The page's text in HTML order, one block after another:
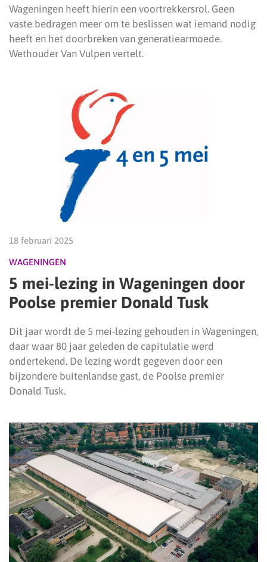
Wageningen heeft hierin een voortrekkersrol. Geen
vaste bedragen meer om te beslissen wat iemand nodig
heeft en het doorbreken van generatiearmoede.
Wethouder Van Vulpen vertelt.
18 februari 2025
WAGENINGEN
5 mei-lezing in Wageningen door
Poolse premier Donald Tusk
Dit jaar wordt de 5 mei-lezing gehouden in Wageningen,
daar waar 80 jaar geleden de capitulatie werd
ondertekend. De lezing wordt gegeven door een
bijzondere buitenlandse gast, de Poolse premier
Donald Tusk.